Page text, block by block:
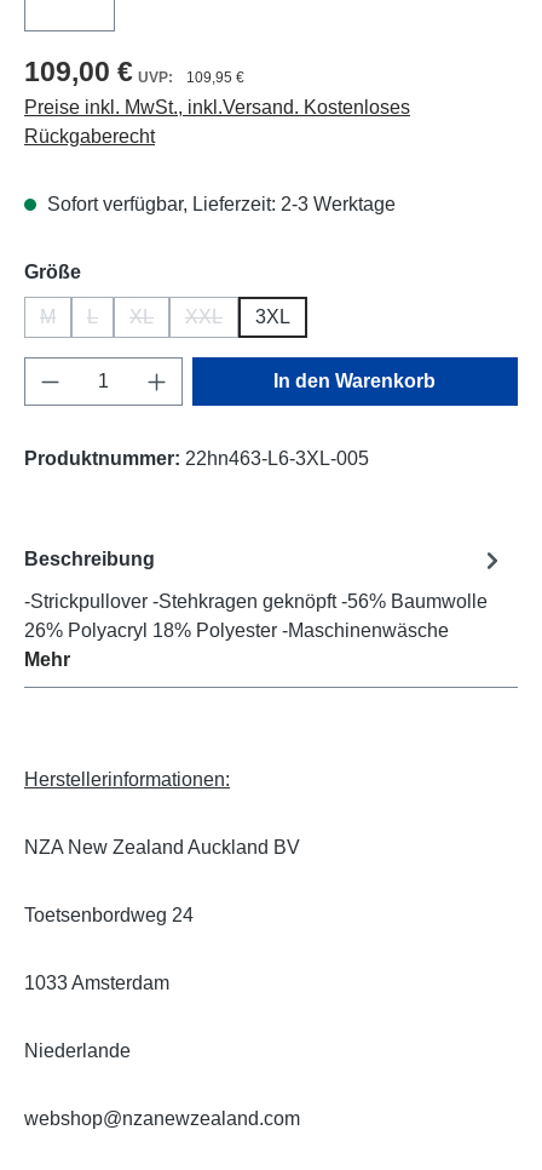
109,00 € 109,95 €
Preise inkl. MwSt., inkl.Versand. Kostenloses
Rückgaberecht
Sofort verfügbar, Lieferzeit: 2-3 Werktage
Größeauswählen
M
(Diese Option ist zurzeit nicht verfügbar.)
L
(Diese Option ist zurzeit nicht verfügbar.)
XL
(Diese Option ist zurzeit nicht verfügbar.)
XXL
(Diese Option ist zurzeit nicht verfügbar.)
3XL
Produkt Anzahl: Gib den gewünschten
In den Warenkorb
Produktnummer: 22hn463-L6-3XL-005
Beschreibung
-Strickpullover -Stehkragen geknöpft -56% Baumwolle
26% Polyacryl 18% Polyester -Maschinenwäsche
Mehr
Herstellerinformationen:
NZA New Zealand Auckland BV
Toetsenbordweg 24
1033 Amsterdam
Niederlande
webshop@nzanewzealand.com